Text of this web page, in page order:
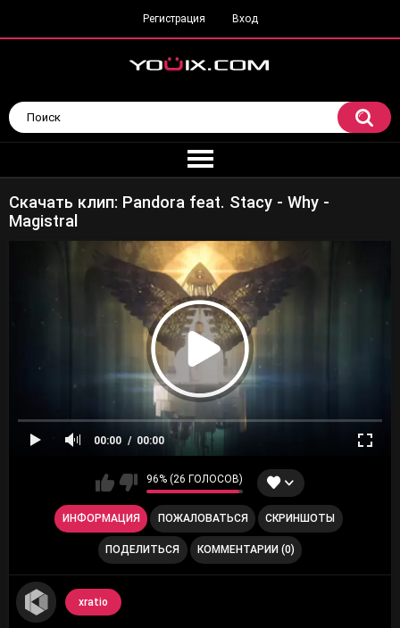
Регистрация Вход
Скачать клип: Pandora feat. Stacy - Why -
Magistral
00:00 00:00
96% (26 ГОЛОСОВ)
ИНФОРМАЦИЯ ПОЖАЛОВАТЬСЯ СКРИНШОТЫ
ПОДЕЛИТЬСЯ КОММЕНТАРИИ (0)
xratio